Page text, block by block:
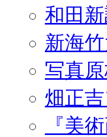
和田
新海
写真
畑正
『美